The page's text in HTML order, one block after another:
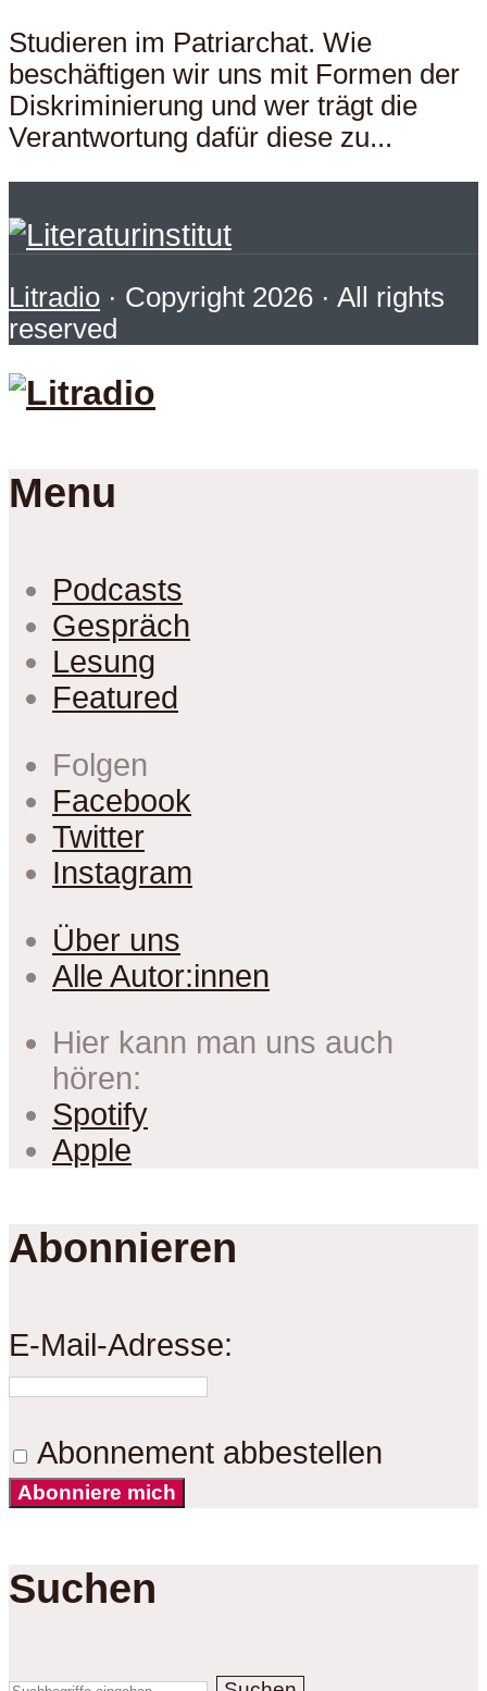
Studieren im Patriarchat. Wie
beschäftigen wir uns mit Formen der
Diskriminierung und wer trägt die
Verantwortung dafür diese zu...
Litradio · Copyright 2026 · All rights
reserved
Menu
Podcasts
Gespräch
Lesung
Featured
Folgen
Facebook
Twitter
Instagram
Über uns
Alle Autor:innen
Hier kann man uns auch
hören:
Spotify
Apple
Abonnieren
E-Mail-Adresse:
Abonnement abbestellen
Abonniere mich
Suchen